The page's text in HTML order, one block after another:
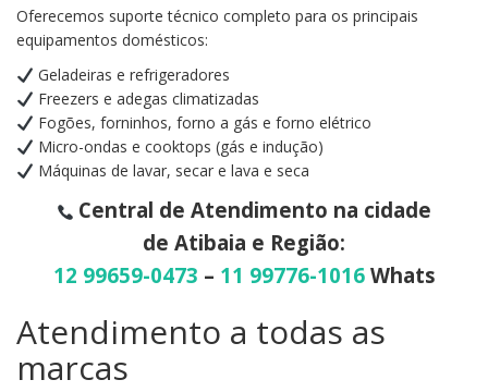
Oferecemos suporte técnico completo para os principais
equipamentos domésticos:
Geladeiras e refrigeradores
Freezers e adegas climatizadas
Fogões, forninhos, forno a gás e forno elétrico
Micro-ondas e cooktops (gás e indução)
Máquinas de lavar, secar e lava e seca
Central de Atendimento na cidade
de Atibaia e Região:
12 99659-0473 – 11 99776-1016Whats
Atendimento a todas as
marcas